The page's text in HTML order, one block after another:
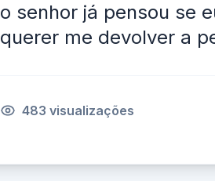
o senhor já pensou se
querer me devolver a
483 visualizações